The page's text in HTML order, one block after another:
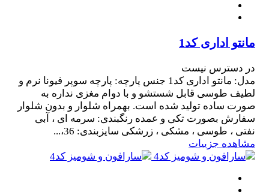
مانتو اداری کد1
در دسترس نیست
مدل: مانتو اداری کد1 جنس پارچه: پارچه سوپر فیونا نرم و
لطیف طوسی قابل شستشو و با دوام مغزی نداره به
صورت ساده تولید شده است. بهمراه شلوار و بدون شلوار
سفارش بصورت تکی و عمده رنگبندی: سرمه ای ، آبی
نفتی ، طوسی ، مشکی ، زرشکی سایزبندی: 36،...
مشاهده جزییات